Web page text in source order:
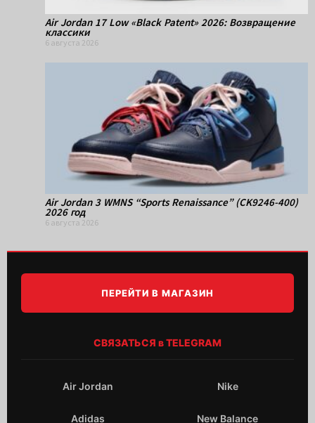
Air Jordan 17 Low «Black Patent» 2026: Возвращение
классики
6 августа 2026
Air Jordan 3 WMNS “Sports Renaissance” (CK9246-400)
2026 год
6 августа 2026
ПЕРЕЙТИ В МАГАЗИН
СВЯЗАТЬСЯ в TELEGRAM
Air Jordan Nike
Adidas New Balance